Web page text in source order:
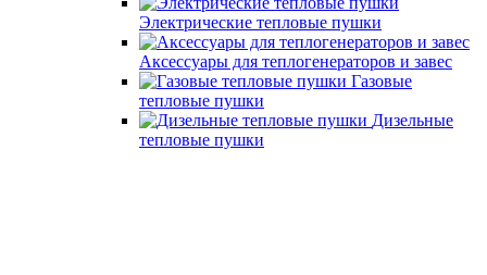
Электрические тепловые пушки
Аксессуары для теплогенераторов и завес
Газовые
тепловые пушки
Дизельные
тепловые пушки